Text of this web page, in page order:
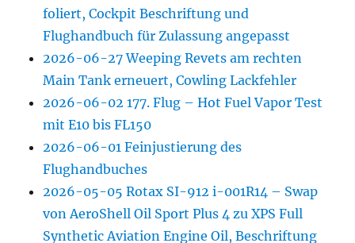
foliert, Cockpit Beschriftung und
Flughandbuch für Zulassung angepasst
2026-06-27 Weeping Revets am rechten
Main Tank erneuert, Cowling Lackfehler
2026-06-02 177. Flug – Hot Fuel Vapor Test
mit E10 bis FL150
2026-06-01 Feinjustierung des
Flughandbuches
2026-05-05 Rotax SI-912 i-001R14 – Swap
von AeroShell Oil Sport Plus 4 zu XPS Full
Synthetic Aviation Engine Oil, Beschriftung